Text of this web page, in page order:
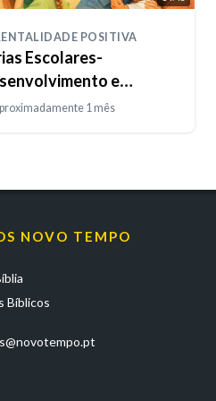
POSITIVA
Escolares-
e
1 mês
NOVO TEMPO
Bíblicos